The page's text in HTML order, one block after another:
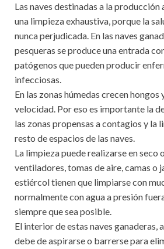
Las naves destinadas a la
una limpieza exhaustiva, porque la
nunca perjudicada. En las naves
pesqueras se produce una entrada
patógenos que pueden producir
infecciosas.
En las zonas húmedas crecen
velocidad. Por eso es importante la
las zonas propensas a contagios y la
resto de espacios de las naves.
La limpieza puede realizarse en seco
ventiladores, tomas de aire, camas o
estiércol tienen que limpiarse con
normalmente con agua a presión
siempre que sea posible.
El interior de estas naves ganaderas,
debe de aspirarse o barrerse para